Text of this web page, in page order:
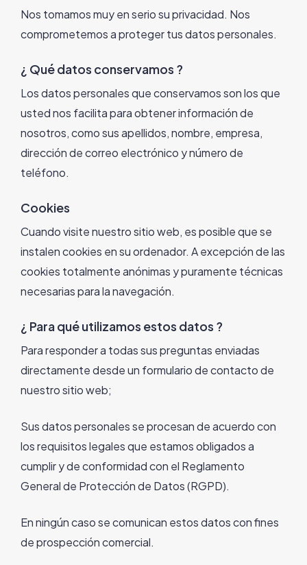
Nos tomamos muy en serio su privacidad. Nos
comprometemos a proteger tus datos personales.
¿ Qué datos conservamos ?
Los datos personales que conservamos son los que
usted nos facilita para obtener información de
nosotros, como sus apellidos, nombre, empresa,
dirección de correo electrónico y número de
teléfono.
Cookies
Cuando visite nuestro sitio web, es posible que se
instalen cookies en su ordenador. A excepción de las
cookies totalmente anónimas y puramente técnicas
necesarias para la navegación.
¿ Para qué utilizamos estos datos ?
Para responder a todas sus preguntas enviadas
directamente desde un formulario de contacto de
nuestro sitio web;
Sus datos personales se procesan de acuerdo con
los requisitos legales que estamos obligados a
cumplir y de conformidad con el Reglamento
General de Protección de Datos (RGPD).
En ningún caso se comunican estos datos con fines
de prospección comercial.